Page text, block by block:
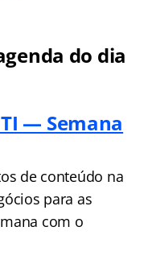
do dia
TI — Semana
de conteúdo na
para as
com o